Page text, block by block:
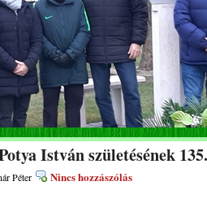
István születésének
Péter Nincs hozzászólás